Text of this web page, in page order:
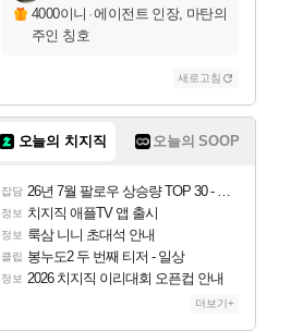
4000이니 ·에이전트 인장, 마탄의
주인 칭호
새로고침
오늘의 치지직 오늘의 SOOP
잡담 26년 7월 팔로우 상승량 TOP 30 - 월간 치지직
정보 치지직 애플TV 앱 출시
정보 룩삼 니니 초대석 안내
클립 봉누도2 두 번째 티저 - 일상
정보 2026 치지직 이리대회 오픈컵 안내
더보기+